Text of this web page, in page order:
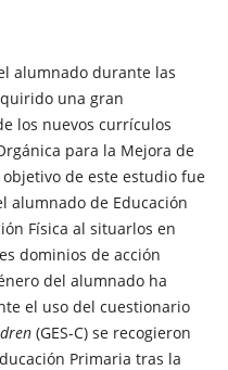
alumnado durante las
una gran
los nuevos currículos
para la Mejora de
objetivo de este estudio fue
alumnado de Educación
Física al situarlos en
dominios de acción
del alumnado ha
el uso del cuestionario
(GES-C) se recogieron
Primaria tras la